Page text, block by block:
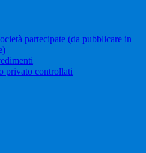
partecipate (da pubblicare in
privato controllati